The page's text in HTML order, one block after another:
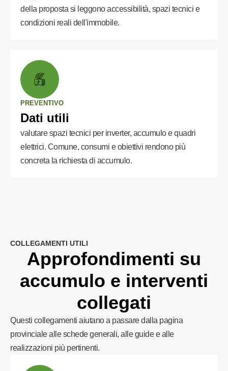
della proposta si leggono accessibilità, spazi tecnici e
condizioni reali dell'immobile.
PREVENTIVO
Dati utili
valutare spazi tecnici per inverter, accumulo e quadri
elettrici. Comune, consumi e obiettivi rendono più
concreta la richiesta di accumulo.
COLLEGAMENTI UTILI
Approfondimenti su
accumulo e interventi
collegati
Questi collegamenti aiutano a passare dalla pagina
provinciale alle schede generali, alle guide e alle
realizzazioni più pertinenti.